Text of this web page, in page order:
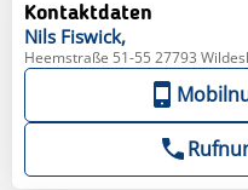
Kontaktdaten
Nils Fiswick,
Heemstraße 51-55 27793